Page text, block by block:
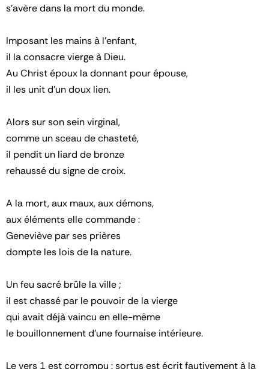
s’avère dans la mort du monde.
Imposant les mains à l’enfant,
il la consacre vierge à Dieu.
Au Christ époux la donnant pour épouse,
il les unit d’un doux lien.
Alors sur son sein virginal,
comme un sceau de chasteté,
il pendit un liard de bronze
rehaussé du signe de croix.
A la mort, aux maux, aux démons,
aux éléments elle commande :
Geneviève par ses prières
dompte les lois de la nature.
Un feu sacré brûle la ville ;
il est chassé par le pouvoir de la vierge
qui avait déjà vaincu en elle-même
le bouillonnement d’une fournaise intérieure.
Le vers 1 est corrompu : sortus est écrit fautivement à la